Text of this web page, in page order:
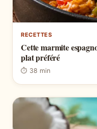
RECETTES
Cette marmite
plat préféré
⏱ 38 min